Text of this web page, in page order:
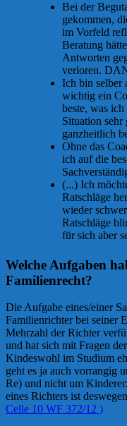
Bei der
gekommen,
im Vorfeld
Beratung
Antworten
verloren.
Ich bin selber
wichtig ein
beste, was
Situation sehr
ganzheitlich
Ohne das
ich auf die
(...) Ich
Ratschläge
wieder
Ratschläge
für sich aber
Welche Aufgaben
Familienrecht?
Die Aufgabe eines/einer
Familienrichter bei seiner
Mehrzahl der Richter
und hat sich mit Fragen
Kindeswohl im Studium
geht es ja auch vorrangig
Re) und nicht um
eines Richters ist
Celle 10 WF 372/12 )